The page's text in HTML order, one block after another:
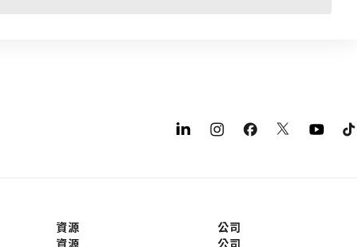
資源
資源
公司
公司